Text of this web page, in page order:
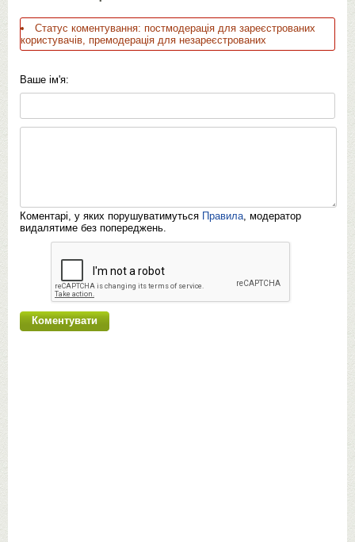
Статус коментування: постмодерація для зареєстрованих
користувачів, премодерація для незареєстрованих
Ваше ім'я:
Коментарі, у яких порушуватимуться Правила, модератор
видалятиме без попереджень.